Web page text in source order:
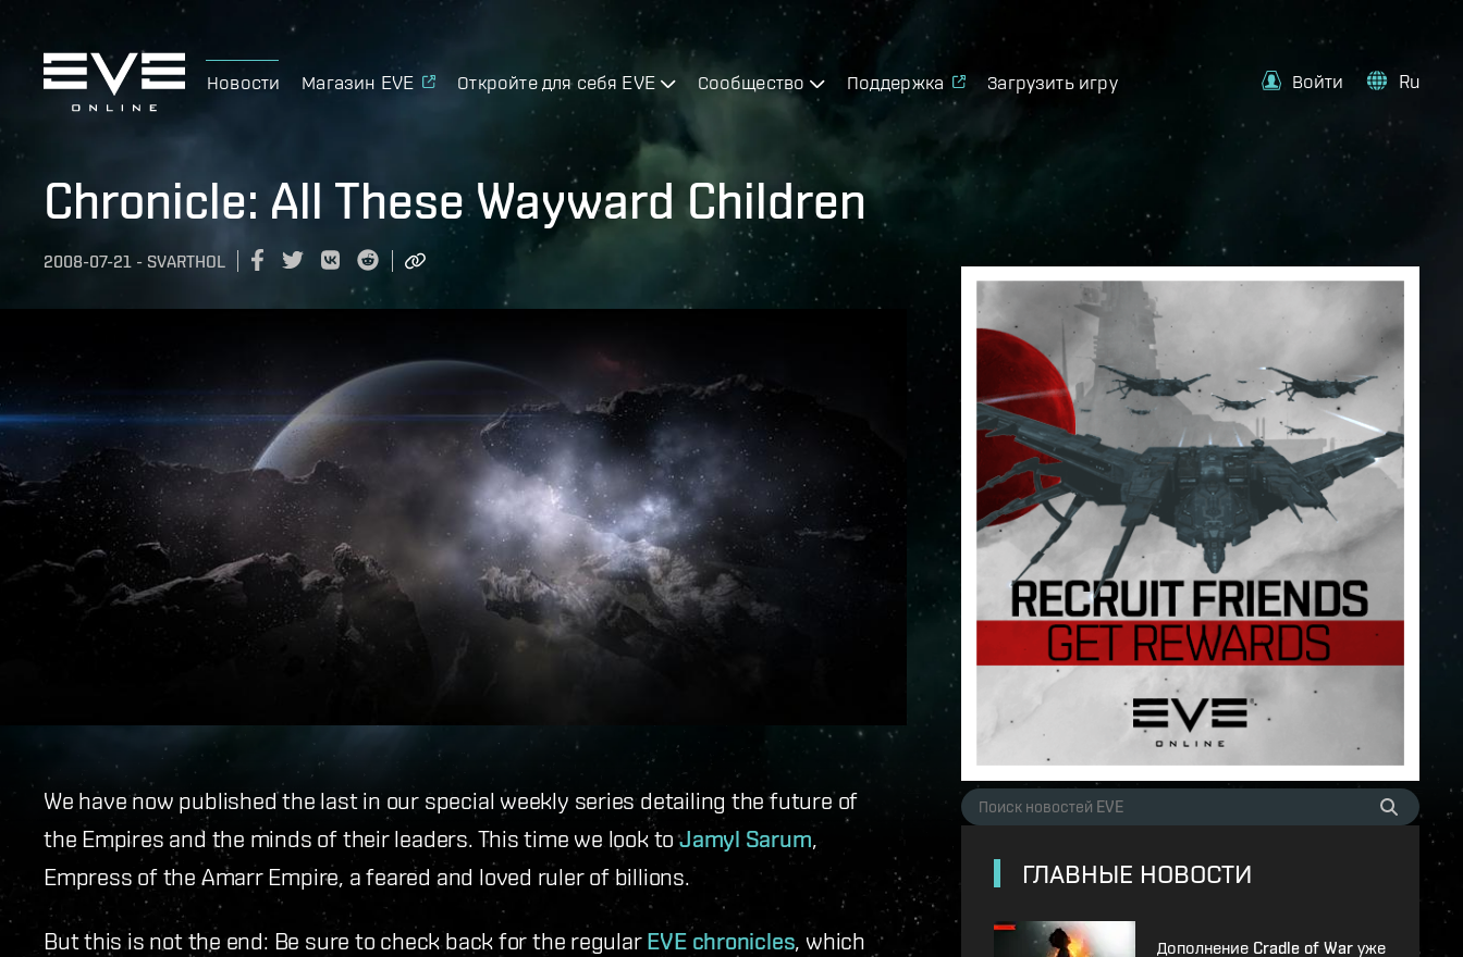
Новости Магазин EVE Откройте для себя EVE Сообщество Поддержка Загрузить игру Войти Ru
Chronicle: All These Wayward Children
2008-07-21 - SVARTHOL
We have now published the last in our special weekly series detailing the future of
the Empires and the minds of their leaders. This time we look toJamyl Sarum
Empress of the Amarr Empire, a feared and loved ruler of billions.
But this is not the end: Be sure to check back for the regular EVE chronicles , which
ГЛАВНЫЕ НОВОСТИ
Дополнение Cradle of War уже